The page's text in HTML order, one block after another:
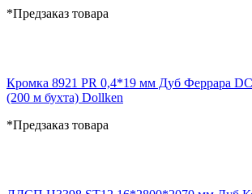
*Предзаказ товара
Кромка 8921 PR 0,4*19 мм Дуб Феррара
(200 м бухта) Dollken
*Предзаказ товара